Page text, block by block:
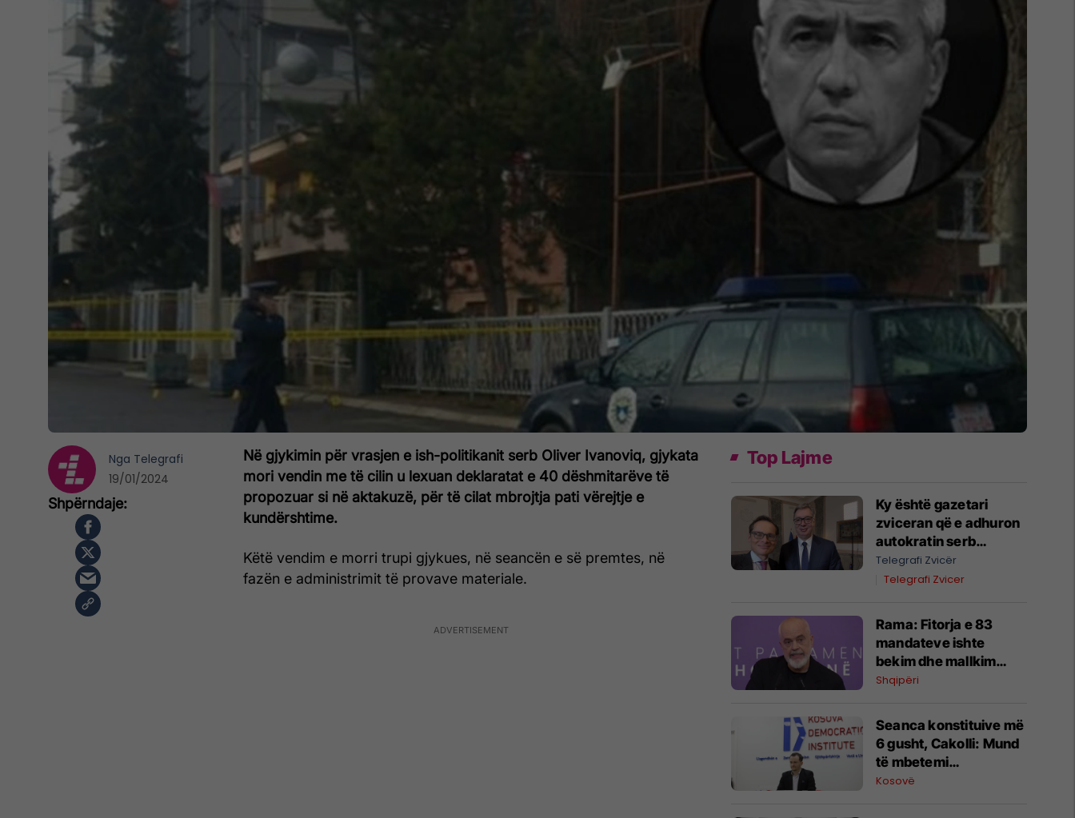
Në gjykimin për vrasjen e ish-politikanit serb Oliver Ivanoviq, gjykata
mori vendin me të cilin u lexuan deklaratat e 40 dëshmitarëve të
propozuar si në aktakuzë, për të cilat mbrojtja pati vërejtje e
kundërshtime.
Këtë vendim e morri trupi gjykues, në seancën e së premtes, në
fazën e administrimit të provave materiale.
Nga Telegrafi
19/01/2024
Top Lajme
Ky është gazetari
zviceran që e adhuron
autokratin serb
Aleksandar Vuçiq
Telegrafi Zvicër
Telegrafi Zvicer
Rama: Fitorja e 83
mandateve ishte
bekim dhe mallkim
njëkohësisht
Shqipëri
Seanca konstituive më
6 gusht, Cakolli: Mund
të mbetemi
njëkohësisht pa
Kosovë